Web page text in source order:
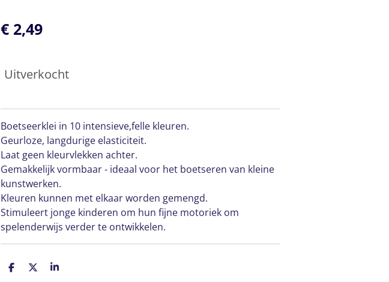
€ 2,49
Uitverkocht
Boetseerklei in 10 intensieve,felle kleuren.
Geurloze, langdurige elasticiteit.
Laat geen kleurvlekken achter.
Gemakkelijk vormbaar - ideaal voor het boetseren van kleine
kunstwerken.
Kleuren kunnen met elkaar worden gemengd.
Stimuleert jonge kinderen om hun fijne motoriek om
spelenderwijs verder te ontwikkelen.
D
D
S